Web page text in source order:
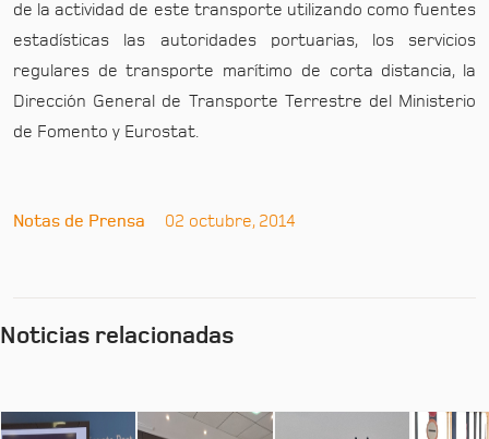
de la actividad de este transporte utilizando como fuentes
estadísticas las autoridades portuarias, los servicios
regulares de transporte marítimo de corta distancia, la
Dirección General de Transporte Terrestre del Ministerio
de Fomento y Eurostat.
Notas de Prensa 02 octubre, 2014
Noticias relacionadas